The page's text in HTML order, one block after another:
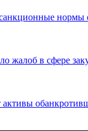
нормы
жалоб в сфере